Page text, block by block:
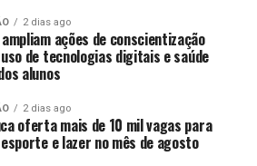
2 dias ago
ações de conscientização
de tecnologias digitais e saúde
alunos
2 dias ago
oferta mais de 10 mil vagas para
e lazer no mês de agosto